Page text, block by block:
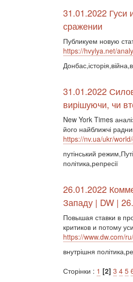
31.01.2022 Гуси
сражении
Публикуем новую
https://hvylya.net/
31.01.2022
вирішуючи, чи
New York Times
його найближчі
https://nv.ua/ukr/
путінський
політика,репресії
26.01.2022
Западу | DW |
Повышая ставки в
критиков и потому
https://www.dw.com/
внутрішня
Сторінки : 1 [2] 3 4 5